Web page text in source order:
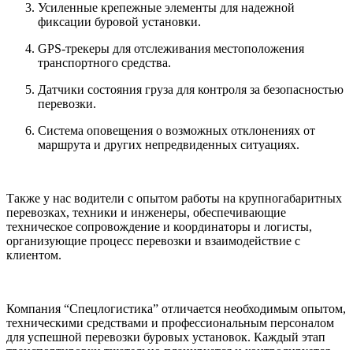
Усиленные крепежные элементы для надежной
фиксации буровой установки.
GPS-трекеры для отслеживания местоположения
транспортного средства.
Датчики состояния груза для контроля за безопасностью
перевозки.
Система оповещения о возможных отклонениях от
маршрута и других непредвиденных ситуациях.
Также у нас водители с опытом работы на крупногабаритных
перевозках, техники и инженеры, обеспечивающие
техническое сопровождение и координаторы и логисты,
организующие процесс перевозки и взаимодействие с
клиентом.
Компания “Спецлогистика” отличается необходимым опытом,
техническими средствами и профессиональным персоналом
для успешной перевозки буровых установок. Каждый этап